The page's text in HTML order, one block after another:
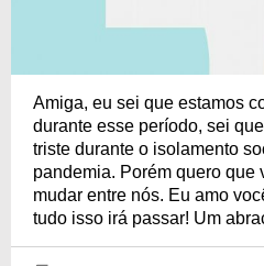
Amiga, eu sei que estamos
durante esse período, sei
triste durante o isolamento
pandemia. Porém quero que
mudar entre nós. Eu amo
tudo isso irá passar! Um